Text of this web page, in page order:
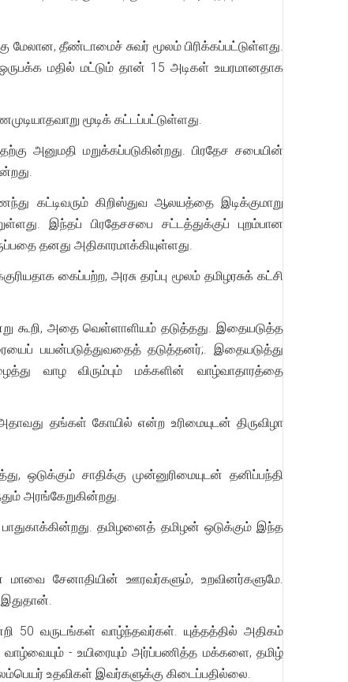
தீண்டாமைச் சுவர் மூலம் பிரிக்கப்பட்டுள்ளது.
மதில் மட்டும் தான் 15 அடிகள் உயரமானதாக
மூடிக் கட்டப்பட்டுள்ளது.
அனுமதி மறுக்கப்படுகின்றது. பிரதேச சபையின்
கட்டிவரும் கிறிஸ்துவ ஆலயத்தை இடிக்குமாறு
இந்தப் பிரதேசசபை சட்டத்துக்குப் புறம்பான
தனது அதிகாரமாக்கியுள்ளது.
கைப்பற்ற, அரசு தரப்பு மூலம் தமிழரசுக் கட்சி
கூறி, அதை வெள்ளாளியம் தடுத்தது. இதையடுத்த
பயன்படுத்துவதைத் தடுத்தனர்;. இதையடுத்து
வாழ விரும்பும் மக்களின் வாழ்வாதாரத்தை
தங்கள் கோயில் என்ற உரிமையுடன் திருவிழா
ஒடுக்கும் சாதிக்கு முன்னுரிமையுடன் தனிப்பந்தி
அரங்கேறுகின்றது.
தமிழனைத் தமிழன் ஒடுக்கும் இந்த
மாவை சேனாதியின் ஊரவர்களும், உறவினர்களுமே.
இதுதான்.
50 வருடங்கள் வாழ்ந்தவர்கள். யுத்தத்தில் அதிகம்
- உயிரையும் அர்ப்பணித்த மக்களை, தமிழ்
உதவிகள் இவர்களுக்கு கிடைப்பதில்லை.